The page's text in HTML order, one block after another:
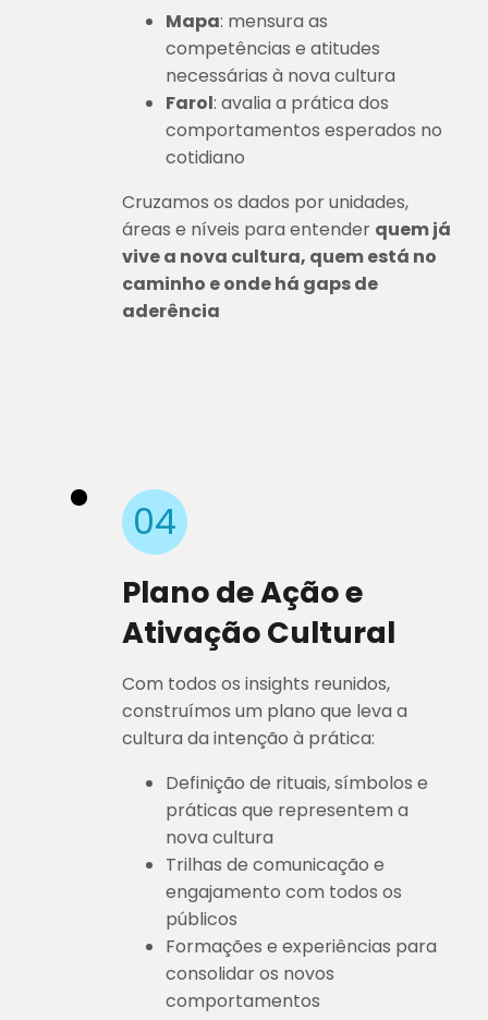
Mapa: mensura as
competências e atitudes
necessárias à nova cultura
Farol: avalia a prática dos
comportamentos esperados no
cotidiano
Cruzamos os dados por unidades,
áreas e níveis para entender quem já
vive a nova cultura, quem está no
caminho e onde há gaps de
aderência
04
Plano de Ação e
Ativação Cultural
Com todos os insights reunidos,
construímos um plano que leva a
cultura da intenção à prática:
Definição de rituais, símbolos e
práticas que representem a
nova cultura
Trilhas de comunicação e
engajamento com todos os
públicos
Formações e experiências para
consolidar os novos
comportamentos